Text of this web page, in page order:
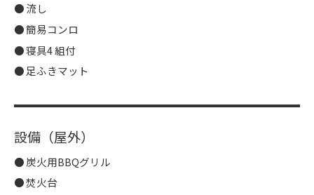
流し
簡易コンロ
寝具4 組付
足ふきマット
設備（屋外）
炭火用BBQグリル
焚火台